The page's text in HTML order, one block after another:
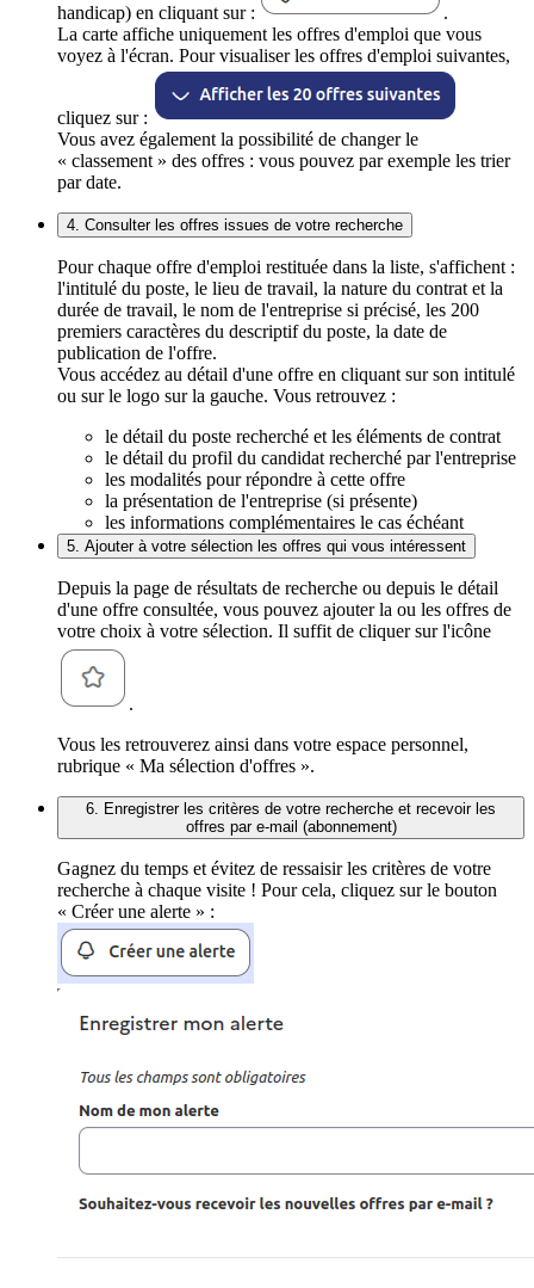
handicap) en cliquant sur :
.
La carte affiche uniquement les offres d'emploi que vous
voyez à l'écran. Pour visualiser les offres d'emploi suivantes,
cliquez sur :
Vous avez également la possibilité de changer le
« classement » des offres : vous pouvez par exemple les trier
par date.
4. Consulter les offres issues de votre recherche
Pour chaque offre d'emploi restituée dans la liste, s'affichent :
l'intitulé du poste, le lieu de travail, la nature du contrat et la
durée de travail, le nom de l'entreprise si précisé, les 200
premiers caractères du descriptif du poste, la date de
publication de l'offre.
Vous accédez au détail d'une offre en cliquant sur son intitulé
ou sur le logo sur la gauche. Vous retrouvez :
le détail du poste recherché et les éléments de contrat
le détail du profil du candidat recherché par l'entreprise
les modalités pour répondre à cette offre
la présentation de l'entreprise (si présente)
les informations complémentaires le cas échéant
5. Ajouter à votre sélection les offres qui vous intéressent
Depuis la page de résultats de recherche ou depuis le détail
d'une offre consultée, vous pouvez ajouter la ou les offres de
votre choix à votre sélection. Il suffit de cliquer sur l'icône
.
Vous les retrouverez ainsi dans votre espace personnel,
rubrique « Ma sélection d'offres ».
6. Enregistrer les critères de votre recherche et recevoir les
offres par e-mail (abonnement)
Gagnez du temps et évitez de ressaisir les critères de votre
recherche à chaque visite ! Pour cela, cliquez sur le bouton
« Créer une alerte » :